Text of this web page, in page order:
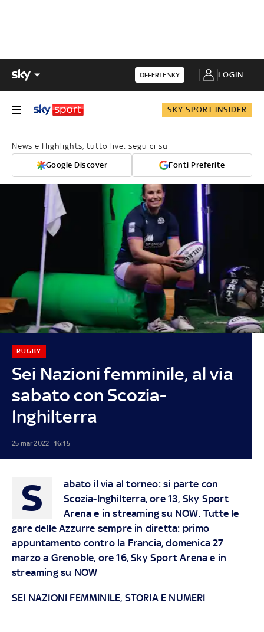
OFFERTE SKY LOGIN
SKY SPORT INSIDER
News e Highlights, tutto live: seguici su
Google Discover Fonti Preferite
Sei Nazioni femminile, al via
sabato con Scozia-
Inghilterra
RUGBY
25 mar 2022 - 16:15
S abato il via al torneo: si parte con
Scozia-Inghilterra, ore 13, Sky Sport
Arena e in streaming su NOW. Tutte le
gare delle Azzurre sempre in diretta: primo
appuntamento contro la Francia,domenica 27
marzo a Grenoble, ore 16, Sky Sport Arena e in
streaming su NOW
SEI NAZIONI FEMMINILE, STORIA E NUMERI